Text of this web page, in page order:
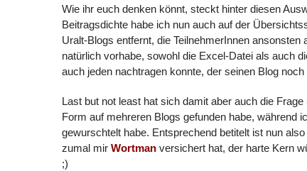
Wie ihr euch denken könnt, steckt hinter diesen
Beitragsdichte habe ich nun auch auf der
Uralt-Blogs entfernt, die TeilnehmerInnen
natürlich vorhabe, sowohl die Excel-Datei als auch
auch jeden nachtragen konnte, der seinen Blog
Last but not least hat sich damit aber auch die
Form auf mehreren Blogs gefunden habe, während
gewurschtelt habe. Entsprechend betitelt ist nun
zumal mir Wortman versichert hat, der harte Kern
;)